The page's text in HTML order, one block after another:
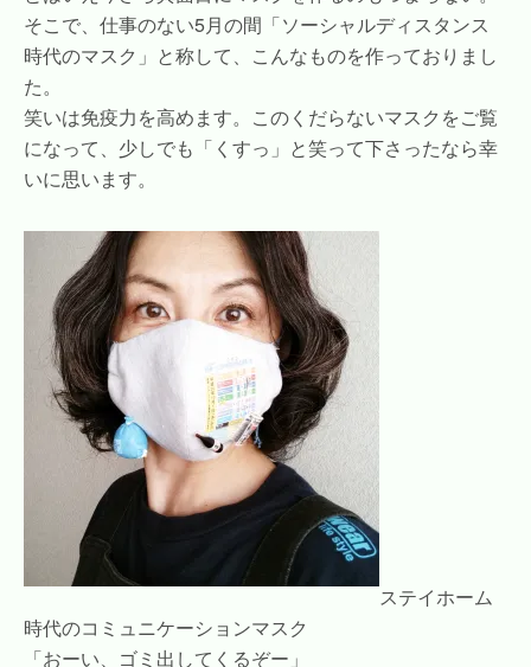
そこで、仕事のない5月の間「ソーシャルディスタンス
時代のマスク」と称して、こんなものを作っておりまし
た。
笑いは免疫力を高めます。このくだらないマスクをご覧
になって、少しでも「くすっ」と笑って下さったなら幸
いに思います。
ステイホーム
時代のコミュニケーションマスク
「おーい、ゴミ出してくるぞー」